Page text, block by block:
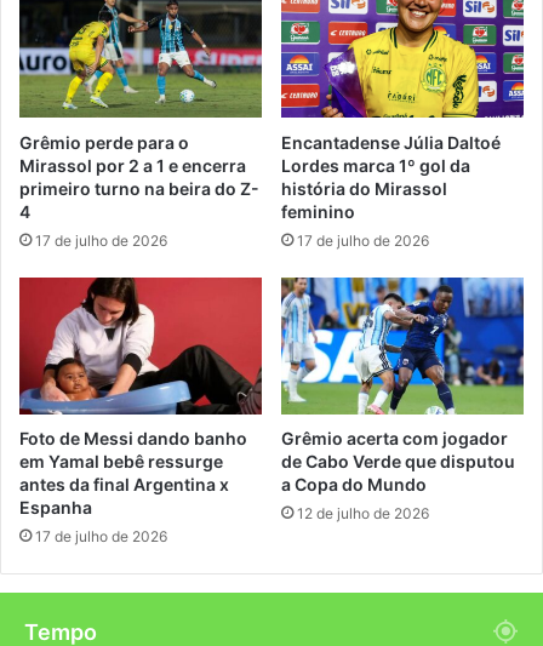
Grêmio perde para o
Mirassol por 2 a 1 e encerra
primeiro turno na beira do Z-
4
17 de julho de 2026
Encantadense Júlia Daltoé
Lordes marca 1º gol da
história do Mirassol
feminino
17 de julho de 2026
Foto de Messi dando banho
em Yamal bebê ressurge
antes da final Argentina x
Espanha
17 de julho de 2026
Grêmio acerta com jogador
de Cabo Verde que disputou
a Copa do Mundo
12 de julho de 2026
Tempo